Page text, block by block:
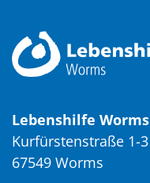
Lebenshilfe Worms
Kurfürstenstraße 1-3
67549 Worms